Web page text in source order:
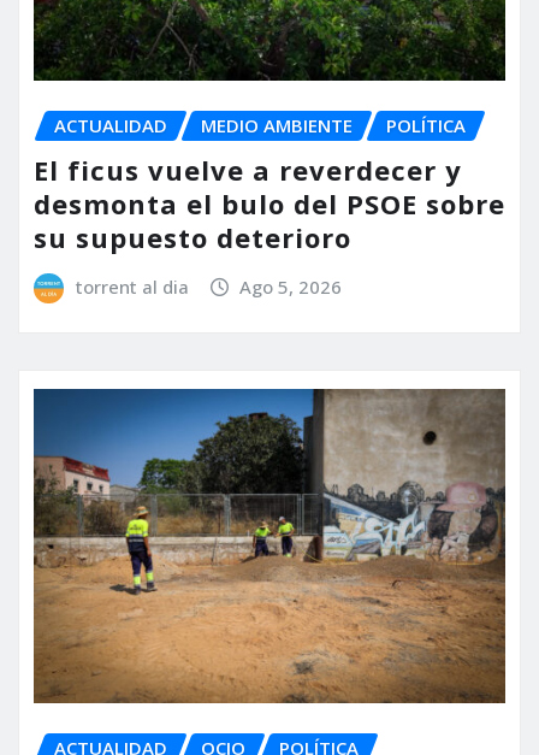
ACTUALIDAD MEDIO AMBIENTE POLÍTICA
El ficus vuelve a reverdecer y
desmonta el bulo del PSOE sobre
su supuesto deterioro
torrent al dia Ago 5, 2026
ACTUALIDAD OCIO POLÍTICA